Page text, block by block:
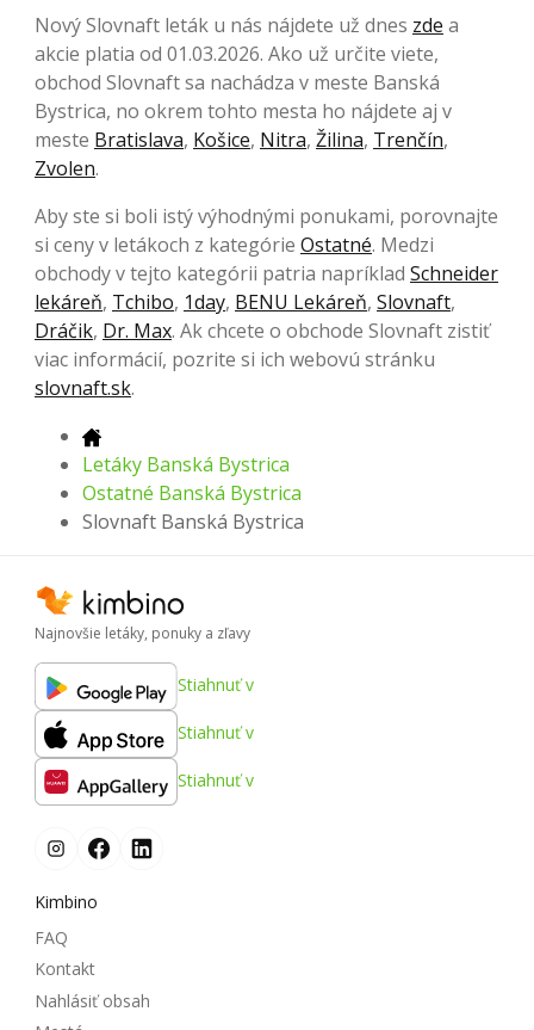
Nový Slovnaft leták u nás nájdete už dnes zde a
akcie platia od 01.03.2026. Ako už určite viete,
obchod Slovnaft sa nachádza v meste Banská
Bystrica, no okrem tohto mesta ho nájdete aj v
meste Bratislava, Košice, Nitra, Žilina, Trenčín,
Zvolen.
Aby ste si boli istý výhodnými ponukami, porovnajte
si ceny v letákoch z kategórie Ostatné. Medzi
obchody v tejto kategórii patria napríklad Schneider
lekáreň, Tchibo, 1day, BENU Lekáreň, Slovnaft,
Dráčik, Dr. Max. Ak chcete o obchode Slovnaft zistiť
viac informácií, pozrite si ich webovú stránku
slovnaft.sk.
Letáky Banská Bystrica
Ostatné Banská Bystrica
Slovnaft Banská Bystrica
Najnovšie letáky, ponuky a zľavy
Stiahnuť v
Stiahnuť v
Stiahnuť v
Kimbino
FAQ
Kontakt
Nahlásiť obsah